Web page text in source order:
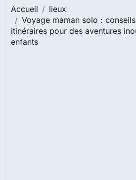
Accueil
lieux
Voyage maman solo :
itinéraires pour des aventures
enfants